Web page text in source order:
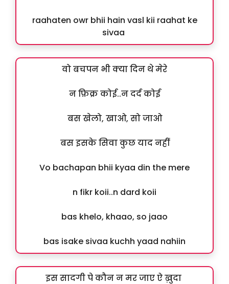
raahaten owr bhii hain vasl kii raahat ke
sivaa
वो बचपन भी क्या दिन थे मेरे
न फ़िक्र कोई..न दर्द कोई
बस खेलो, खाओ, सो जाओ
बस इसके सिवा कुछ याद नहीं
Vo bachapan bhii kyaa din the mere
n fikr koii..n dard koii
bas khelo, khaao, so jaao
bas isake sivaa kuchh yaad nahiin
इस सादगी पे कौन न मर जाए ऐ ख़ुदा